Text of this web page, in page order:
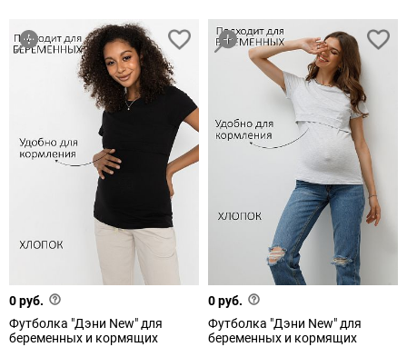
0 руб.
Футболка "Дэни New" для
беременных и кормящих
0 руб.
Футболка "Дэни New" для
беременных и кормящих